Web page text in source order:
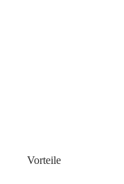
Vorteile